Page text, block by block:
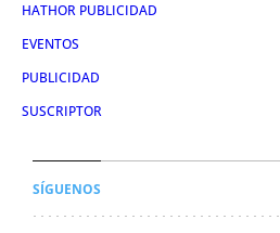
HATHOR PUBLICIDAD
EVENTOS
PUBLICIDAD
SUSCRIPTOR
SÍGUENOS